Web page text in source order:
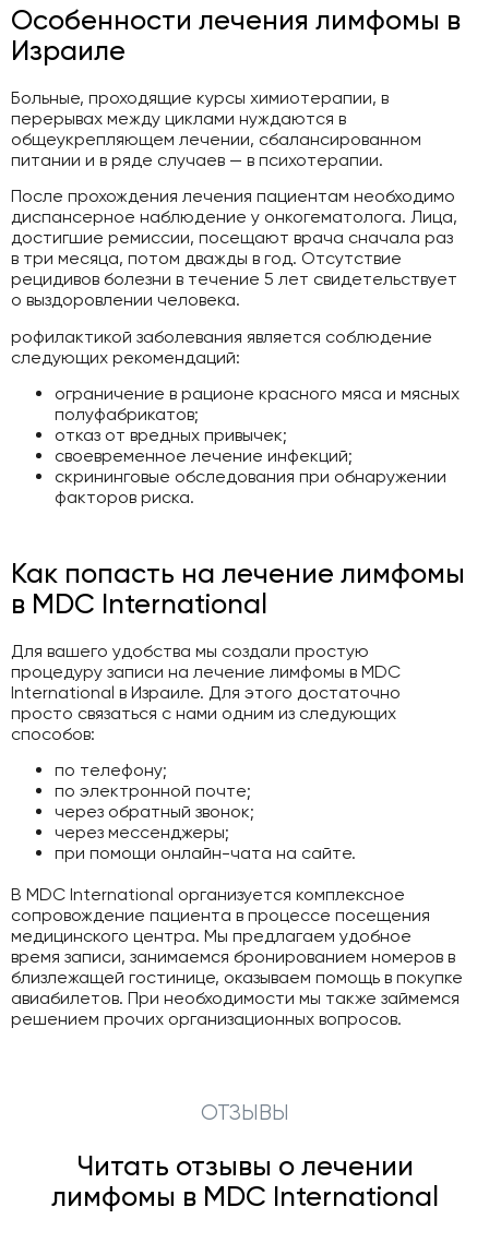
Особенности лечения лимфомы в
Израиле
Больные, проходящие курсы химиотерапии, в
перерывах между циклами нуждаются в
общеукрепляющем лечении, сбалансированном
питании и в ряде случаев — в психотерапии.
После прохождения лечения пациентам необходимо
диспансерное наблюдение у онкогематолога. Лица,
достигшие ремиссии, посещают врача сначала раз
в три месяца, потом дважды в год. Отсутствие
рецидивов болезни в течение 5 лет свидетельствует
о выздоровлении человека.
рофилактикой заболевания является соблюдение
следующих рекомендаций:
ограничение в рационе красного мяса и мясных
полуфабрикатов;
отказ от вредных привычек;
своевременное лечение инфекций;
скрининговые обследования при обнаружении
факторов риска.
Как попасть на лечение лимфомы
в MDC International
Для вашего удобства мы создали простую
процедуру записи на лечение лимфомы в MDC
International в Израиле. Для этого достаточно
просто связаться с нами одним из следующих
способов:
по телефону;
по электронной почте;
через обратный звонок;
через мессенджеры;
при помощи онлайн-чата на сайте.
В MDC International организуется комплексное
сопровождение пациента в процессе посещения
медицинского центра. Мы предлагаем удобное
время записи, занимаемся бронированием номеров в
близлежащей гостинице, оказываем помощь в покупке
авиабилетов. При необходимости мы также займемся
решением прочих организационных вопросов.
ОТЗЫВЫ
Читать отзывы о лечении
лимфомы в MDC International